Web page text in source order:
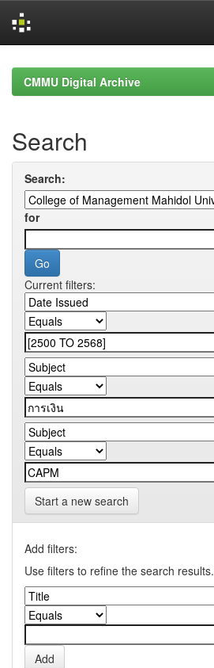
navigationCMMU Digital Archive
Search
Search:
for
Current filters:
Start a new search
Add filters:
Use filters to refine the search results.